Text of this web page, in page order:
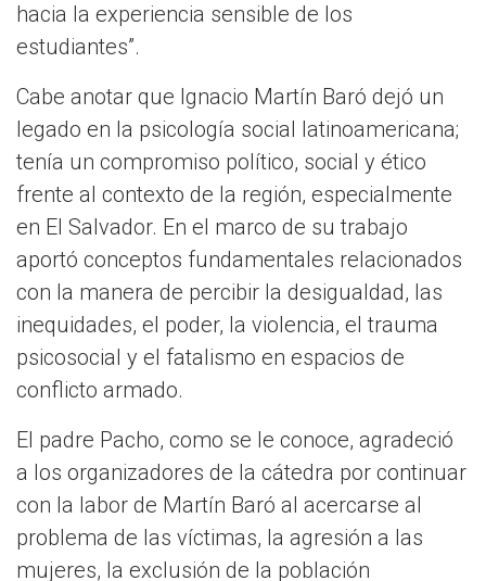
hacia la experiencia sensible de los
estudiantes”.
Cabe anotar que Ignacio Martín Baró dejó un
legado en la psicología social latinoamericana;
tenía un compromiso político, social y ético
frente al contexto de la región, especialmente
en El Salvador. En el marco de su trabajo
aportó conceptos fundamentales relacionados
con la manera de percibir la desigualdad, las
inequidades, el poder, la violencia, el trauma
psicosocial y el fatalismo en espacios de
conflicto armado.
El padre Pacho, como se le conoce, agradeció
a los organizadores de la cátedra por continuar
con la labor de Martín Baró al acercarse al
problema de las víctimas, la agresión a las
mujeres, la exclusión de la población